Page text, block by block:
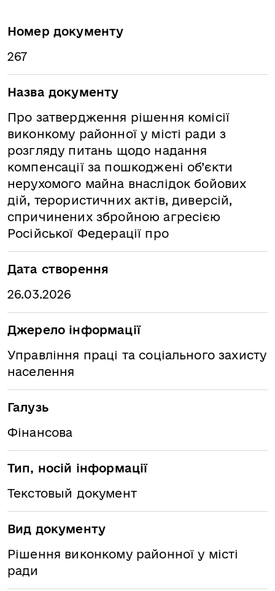
Номер документу
267
Назва документу
Про затвердження рішення комісії
виконкому районної у місті ради з
розгляду питань щодо надання
компенсації за пошкоджені об’єкти
нерухомого майна внаслідок бойових
дій, терористичних актів, диверсій,
спричинених збройною агресією
Російської Федерації про
Дата створення
26.03.2026
Джерело інформації
Управління праці та соціального захисту
населення
Галузь
Фінансова
Тип, носій інформації
Текстовый документ
Вид документу
Рішення виконкому районної у місті
ради